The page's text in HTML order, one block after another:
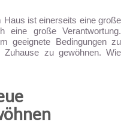
ist einerseits eine große
eine große Verantwortung.
geeignete Bedingungen zu
zu gewöhnen. Wie